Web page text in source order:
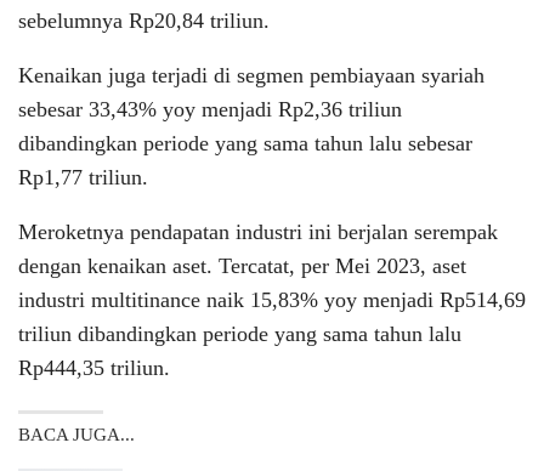
sebelumnya Rp20,84 triliun.
Kenaikan juga terjadi di segmen pembiayaan syariah
sebesar 33,43% yoy menjadi Rp2,36 triliun
dibandingkan periode yang sama tahun lalu sebesar
Rp1,77 triliun.
Meroketnya pendapatan industri ini berjalan serempak
dengan kenaikan aset. Tercatat, per Mei 2023, aset
industri multitinance naik 15,83% yoy menjadi Rp514,69
triliun dibandingkan periode yang sama tahun lalu
Rp444,35 triliun.
BACA JUGA...